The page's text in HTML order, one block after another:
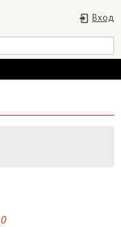
Вход
0